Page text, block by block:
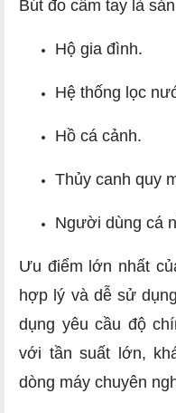
Bút đo cầm tay là
Hộ gia đình.
Hệ thống lọc
Hồ cá cảnh.
Thủy canh quy
Người dùng cá
Ưu điểm lớn nhất
hợp lý và dễ sử
dụng yêu cầu độ
với tần suất lớn,
dòng máy chuyên